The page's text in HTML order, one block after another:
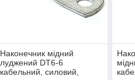
Наконечник мідний
луджений DT6-6
кабельний, силовий,